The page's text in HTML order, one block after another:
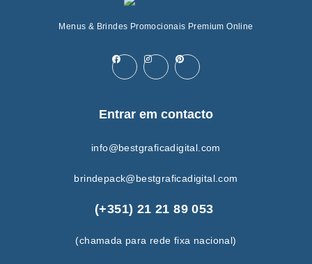
Menus & Brindes Promocionais Premium Online
Entrar em contacto
info@bestgraficadigital.com
brindepack@bestgraficadigital.com
(+351) 21 21 89 053
(chamada para rede fixa nacional)